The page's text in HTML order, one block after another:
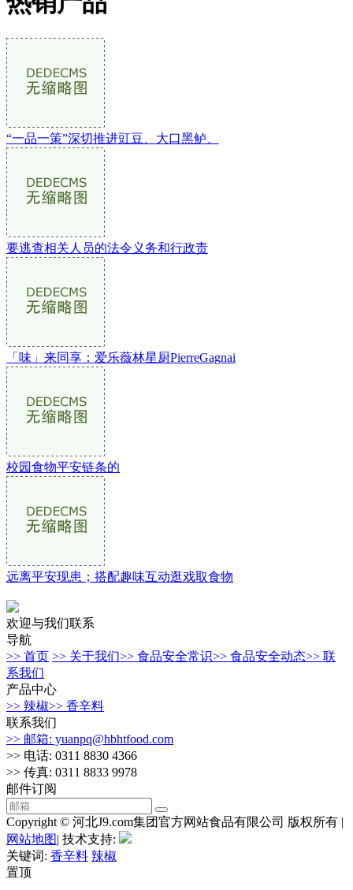
“一品一策”深切推进豇豆、大口黑鲈、
要逃查相关人员的法令义务和行政责
「味」来同享：爱乐薇林星厨PierreGagnai
校园食物平安链条的
远离平安现患；搭配趣味互动逛戏取食物
欢迎与我们联系
导航
>> 首页 >> 关于我们>> 食品安全常识>> 食品安全动态>> 联
系我们
产品中心
>> 辣椒>> 香辛料
联系我们
>> 邮箱: yuanpq@hbhtfood.com
>> 电话: 0311 8830 4366
>> 传真: 0311 8833 9978
邮件订阅
Copyright © 河北J9.com集团官方网站食品有限公司 版权所有 |
网站地图| 技术支持:
关键词: 香辛料 辣椒
置顶